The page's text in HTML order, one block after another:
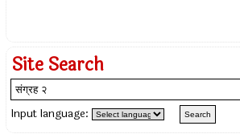
Site Search
Input language: